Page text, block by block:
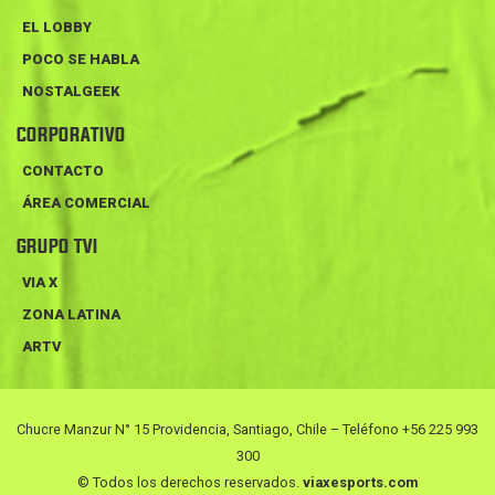
EL LOBBY
POCO SE HABLA
NOSTALGEEK
CORPORATIVO
CONTACTO
ÁREA COMERCIAL
GRUPO TVI
VIA X
ZONA LATINA
ARTV
Chucre Manzur N° 15 Providencia, Santiago, Chile – Teléfono +56 225 993
300
© Todos los derechos reservados. viaxesports.com